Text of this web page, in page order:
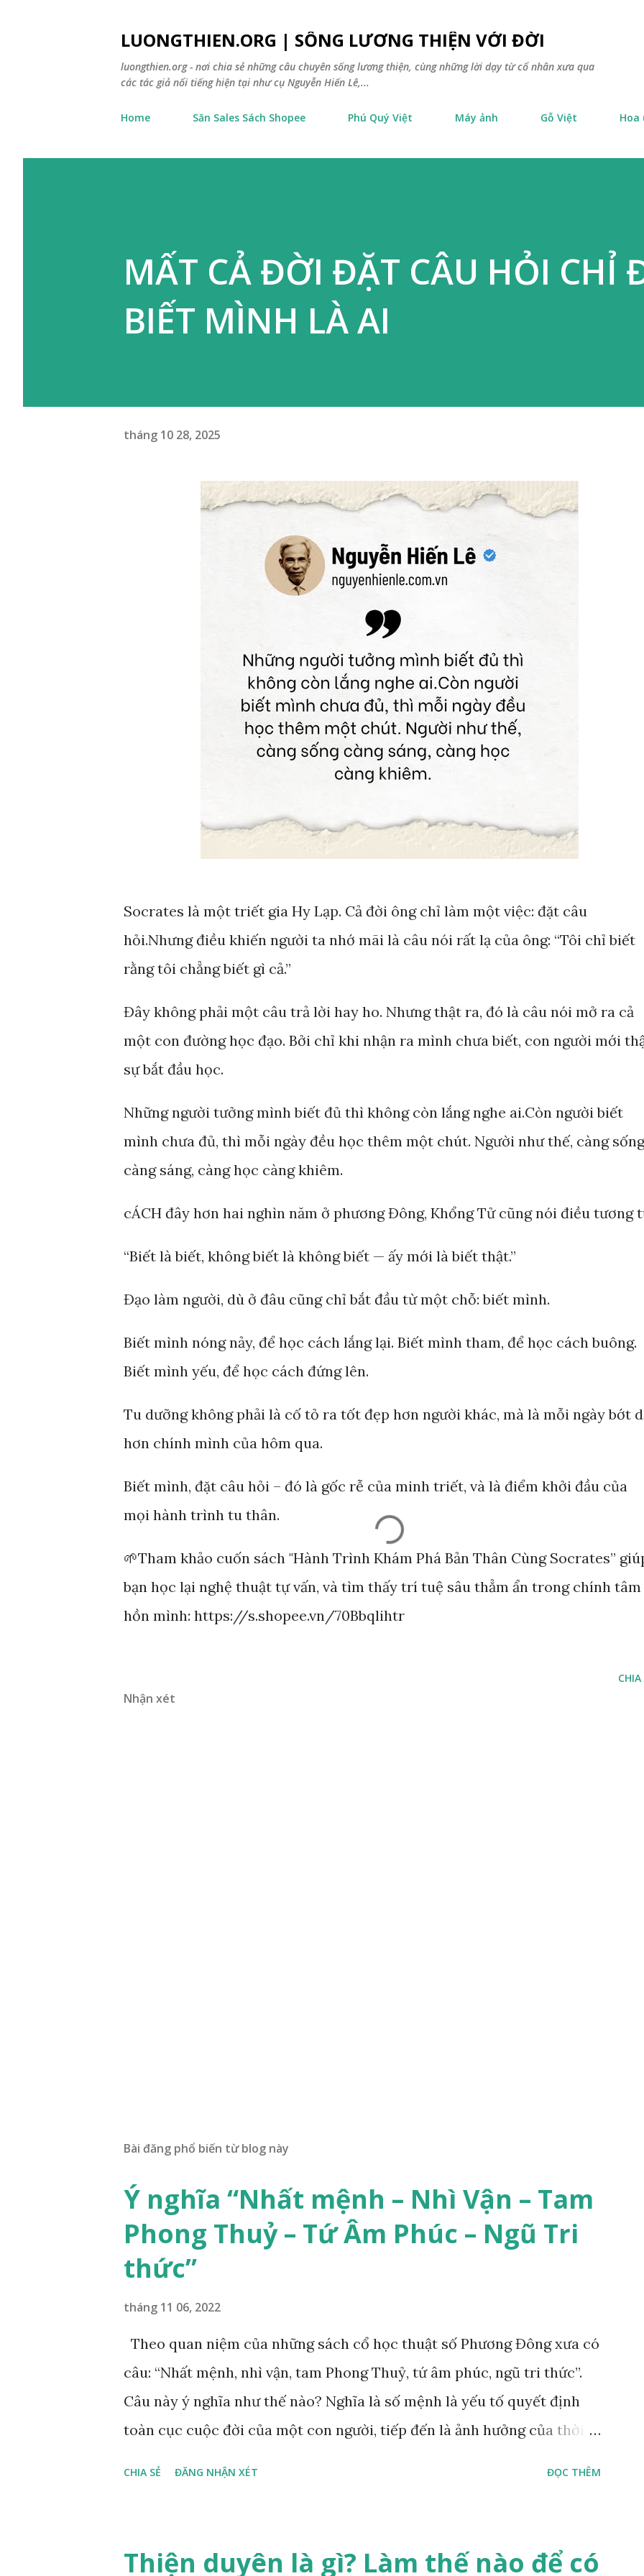
LUONGTHIEN.ORG | SỐNG LƯƠNG THIỆN VỚI ĐỜI
luongthien.org - nơi chia sẻ những câu chuyên sống lương thiện, cùng những lời dạy từ cổ nhân xưa qua
các tác giả nổi tiếng hiện tại như cụ Nguyễn Hiến Lê,...
Home Săn Sales Sách Shopee Phú Quý Việt Máy ảnh Gỗ Việt Hoa
MẤT CẢ ĐỜI ĐẶT CÂU HỎI CHỈ
BIẾT MÌNH LÀ AI
tháng 10 28, 2025
Socrates là một triết gia Hy Lạp. Cả đời ông chỉ làm một việc: đặt câu
hỏi.Nhưng điều khiến người ta nhớ mãi là câu nói rất lạ của ông: “Tôi chỉ biết
rằng tôi chẳng biết gì cả.”
Đây không phải một câu trả lời hay ho. Nhưng thật ra, đó là câu nói mở ra cả
một con đường học đạo. Bởi chỉ khi nhận ra mình chưa biết, con người mới
sự bắt đầu học.
Những người tưởng mình biết đủ thì không còn lắng nghe ai.Còn người biết
mình chưa đủ, thì mỗi ngày đều học thêm một chút. Người như thế, càng sống
càng sáng, càng học càng khiêm.
cÁCH đây hơn hai nghìn năm ở phương Đông, Khổng Tử cũng nói điều tương
“Biết là biết, không biết là không biết — ấy mới là biết thật.”
Đạo làm người, dù ở đâu cũng chỉ bắt đầu từ một chỗ: biết mình.
Biết mình nóng nảy, để học cách lắng lại. Biết mình tham, để học cách buông.
Biết mình yếu, để học cách đứng lên.
Tu dưỡng không phải là cố tỏ ra tốt đẹp hơn người khác, mà là mỗi ngày bớt
hơn chính mình của hôm qua.
Biết mình, đặt câu hỏi – đó là gốc rễ của minh triết, và là điểm khởi đầu của
mọi hành trình tu thân.
🌱Tham khảo cuốn sách "Hành Trình Khám Phá Bản Thân Cùng Socrates”
bạn học lại nghệ thuật tự vấn, và tìm thấy trí tuệ sâu thẳm ẩn trong chính tâm
hồn mình: https://s.shopee.vn/70Bbqlihtr
CHIA
Nhận xét
Bài đăng phổ biến từ blog này
Ý nghĩa “Nhất mệnh – Nhì Vận – Tam
Phong Thuỷ – Tứ Âm Phúc – Ngũ Tri
thức”
tháng 11 06, 2022
Theo quan niệm của những sách cổ học thuật số Phương Đông xưa có
câu: “Nhất mệnh, nhì vận, tam Phong Thuỷ, tứ âm phúc, ngũ tri thức”.
Câu này ý nghĩa như thế nào? Nghĩa là số mệnh là yếu tố quyết định
toàn cục cuộc đời của một con người, tiếp đến là ảnh hưởng của thời
trường sinh sống. Ngay từ lúc con người sinh ra đã được trời ban cho
CHIA SẺ ĐĂNG NHẬN XÉT ĐỌC THÊM
Thiện duyên là gì? Làm thế nào để có